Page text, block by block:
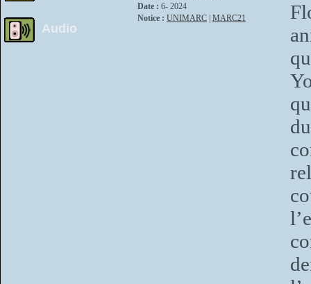
Audio
Date : 6- 2024
Notice : UNIMARC MARC21